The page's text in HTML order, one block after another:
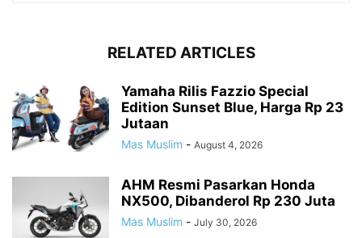
RELATED ARTICLES
Yamaha Rilis Fazzio Special
Edition Sunset Blue, Harga Rp 23
Jutaan
Mas Muslim - August 4, 2026
AHM Resmi Pasarkan Honda
NX500, Dibanderol Rp 230 Juta
Mas Muslim - July 30, 2026